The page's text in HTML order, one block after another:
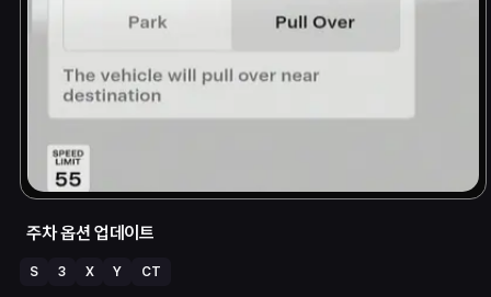
주차 옵션 업데이트
S 3 X Y CT